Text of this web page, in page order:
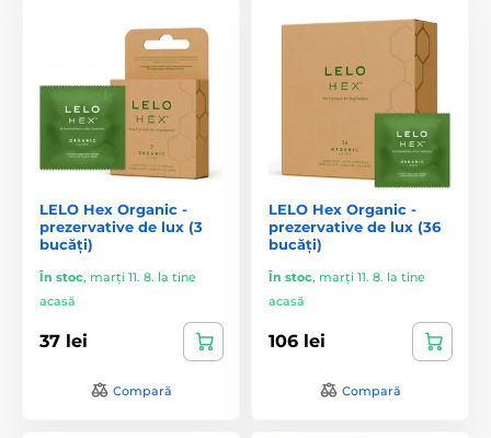
LELO Hex Organic -
prezervative de lux (3
bucăți)
În stoc, marți 11. 8. la tine
acasă
37 lei
Compară
LELO Hex Organic -
prezervative de lux (36
bucăți)
În stoc, marți 11. 8. la tine
acasă
106 lei
Compară